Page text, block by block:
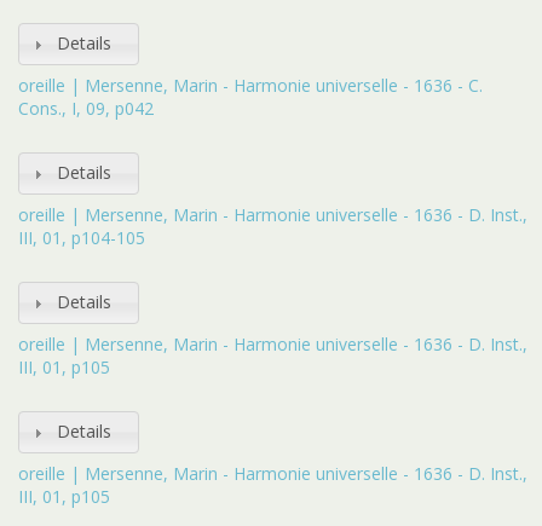
Details
oreille | Mersenne, Marin - Harmonie universelle - 1636 - C.
Cons., I, 09, p042
Details
oreille | Mersenne, Marin - Harmonie universelle - 1636 - D. Inst.,
III, 01, p104-105
Details
oreille | Mersenne, Marin - Harmonie universelle - 1636 - D. Inst.,
III, 01, p105
Details
oreille | Mersenne, Marin - Harmonie universelle - 1636 - D. Inst.,
III, 01, p105